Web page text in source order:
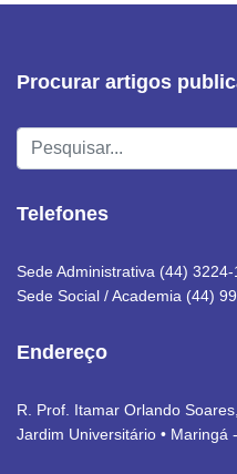
Procurar artigos
Pesquisar...
Telefones
Sede Administrativa (44)
Sede Social / Academia (44)
Endereço
R. Prof. Itamar Orlando
Jardim Universitário • Maringá